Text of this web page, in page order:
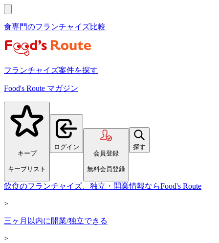
食専門のフランチャイズ比較
フランチャイズ案件を探す
Food's Route マガジン
キープ
キープリスト
ログイン
会員登録
無料会員登録
探す
飲食のフランチャイズ、独立・開業情報ならFood's Route
>
三ヶ月以内に開業/独立できる
>